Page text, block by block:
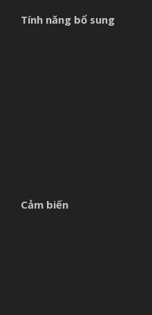
Tính năng bổ sung
Cảm biến